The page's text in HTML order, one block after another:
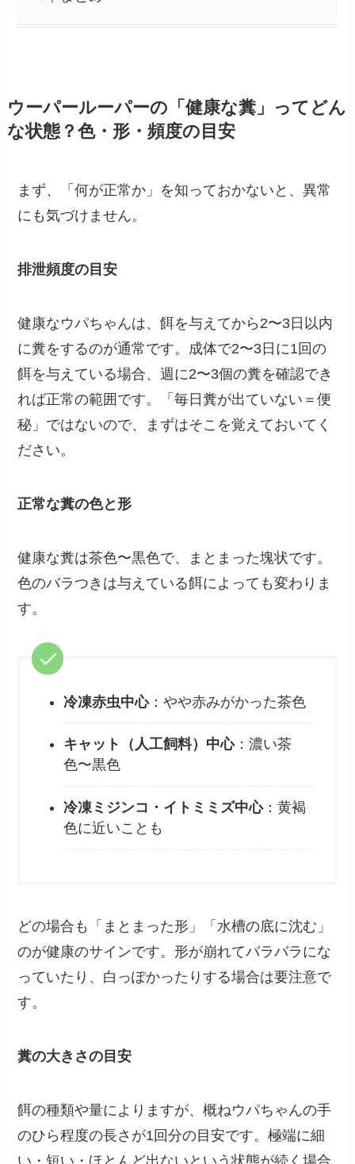
ウーパールーパーの「健康な糞」ってどん
な状態？色・形・頻度の目安
まず、「何が正常か」を知っておかないと、異常
にも気づけません。
排泄頻度の目安
健康なウパちゃんは、餌を与えてから2〜3日以内
に糞をするのが通常です。成体で2〜3日に1回の
餌を与えている場合、週に2〜3個の糞を確認でき
れば正常の範囲です。「毎日糞が出ていない＝便
秘」ではないので、まずはそこを覚えておいてく
ださい。
正常な糞の色と形
健康な糞は茶色〜黒色で、まとまった塊状です。
色のバラつきは与えている餌によっても変わりま
す。
冷凍赤虫中心：やや赤みがかった茶色
キャット（人工飼料）中心：濃い茶
色〜黒色
冷凍ミジンコ・イトミミズ中心：黄褐
色に近いことも
どの場合も「まとまった形」「水槽の底に沈む」
のが健康のサインです。形が崩れてバラバラにな
っていたり、白っぽかったりする場合は要注意で
す。
糞の大きさの目安
餌の種類や量によりますが、概ねウパちゃんの手
のひら程度の長さが1回分の目安です。極端に細
い・短い・ほとんど出ないという状態が続く場合